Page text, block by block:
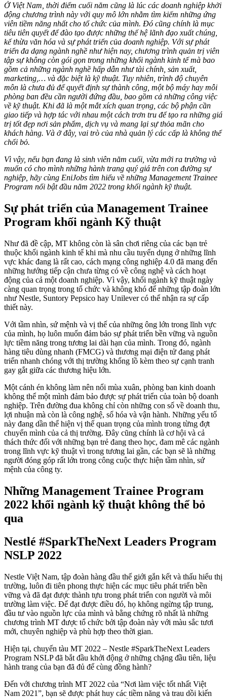
Ở Việt Nam, thời điểm cuối năm cũng là lúc các doanh nghiệp khởi
động chương trình này với quy mô lớn nhằm tìm kiếm những ứng
viên tiềm năng nhất cho tổ chức của mình. Đó cũng chính là mục
tiêu tiên quyết để đào tạo được những thế hệ lãnh đạo xuất chúng,
kế thừa văn hóa và sự phát triển của doanh nghiệp. Với sự phát
triển đa dạng ngành nghề như hiện nay, chương trình quản trị viên
tập sự không còn gói gọn trong những khối ngành kinh tế mà bao
gồm cả những ngành nghề hấp dẫn như tài chính, sản xuất,
marketing,… và đặc biệt là kỹ thuật. Tuy nhiên, trình độ chuyên
môn là chưa đủ để quyết định sự thành công, một bộ máy hay mỗi
phòng ban đều cần người đứng đầu, bao gồm cả những công việc
về kỹ thuật. Khi đã là một mắt xích quan trọng, các bộ phận cần
giao tiếp và hợp tác với nhau một cách trơn tru để tạo ra những giá
trị tốt đẹp nơi sản phẩm, dịch vụ và mang lại sự thỏa mãn cho
khách hàng. Và ở đây, vai trò của nhà quản lý các cấp là không thể
chối bỏ.
Vì vậy, nếu bạn đang là sinh viên năm cuối, vừa mới ra trường và
muốn có cho mình những hành trang quý giá trên con đường sự
nghiệp, hãy cùng EniJobs tìm hiểu về những Management Trainee
Program nổi bật đầu năm 2022 trong khối ngành kỹ thuật.
Sự phát triển của Management Trainee
Program khối ngành Kỹ thuật
Như đã đề cập, MT không còn là sân chơi riêng của các bạn trẻ
thuộc khối ngành kinh tế khi mà nhu cầu tuyển dụng ở những lĩnh
vực khác đang là rất cao, cách mạng công nghiệp 4.0 đã mang đến
những hướng tiếp cận chưa từng có về công nghệ và cách hoạt
động của cả một doanh nghiệp. Vì vậy, khối ngành kỹ thuật ngày
càng quan trọng trong tổ chức và không khó để những tập đoàn lớn
như Nestle, Suntory Pepsico hay Unilever có thể nhận ra sự cấp
thiết này.
Với tầm nhìn, sứ mệnh và vị thế của những ông lớn trong lĩnh vực
của mình, họ luôn muốn đảm bảo sự phát triển bền vững và nguồn
lực tiềm năng trong tương lai dài hạn của mình. Trong đó, ngành
hàng tiêu dùng nhanh (FMCG) và thương mại điện tử đang phát
triển nhanh chóng với thị trường khổng lồ kèm theo sự cạnh tranh
gay gắt giữa các thương hiệu lớn.
Một cánh én không làm nên nổi mùa xuân, phòng ban kinh doanh
không thể một mình đảm bảo được sự phát triển của toàn bộ doanh
nghiệp. Trên đường đua không chỉ còn những con số về doanh thu,
lợi nhuận mà còn là công nghệ, số hóa và vận hành. Những yếu tố
này đang dần thể hiện vị thế quan trọng của mình trong từng đợt
chuyển mình của cả thị trường. Đây cũng chính là cơ hội và cả
thách thức đối với những bạn trẻ đang theo học, đam mê các ngành
trong lĩnh vực kỹ thuật vì trong tương lai gần, các bạn sẽ là những
người đóng góp rất lớn trong công cuộc thực hiện tầm nhìn, sứ
mệnh của công ty.
Những Management Trainee Program
2022 khối ngành kỹ thuật không thể bỏ
qua
Nestlé #SparkTheNext Leaders Program
NSLP 2022
Nestle Việt Nam, tập đoàn hàng đầu thế giới gắn kết và thấu hiểu thị
trường, luôn đi tiên phong thực hiện các mục tiêu phát triển bền
vững và đã đạt được thành tựu trong phát triển con người và môi
trường làm việc. Để đạt được điều đó, họ không ngừng tập trung,
đầu tư vào nguồn lực của mình và bằng chứng rõ nhất là những
chương trình MT được tổ chức bởi tập đoàn này với màu sắc tươi
mới, chuyên nghiệp và phù hợp theo thời gian.
Hiện tại, chuyến tàu MT 2022 – Nestle #SparkTheNext Leaders
Program NSLP đã bắt đầu khởi động ở những chặng đầu tiên, liệu
hành trang của bạn đã đủ để cùng đồng hành?
Đến với chương trình MT 2022 của “Nơi làm việc tốt nhất Việt
Nam 2021”, bạn sẽ được phát huy các tiềm năng và trau dồi kiến